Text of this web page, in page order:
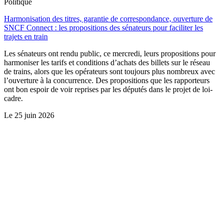
Harmonisation des titres, garantie de correspondance, ouverture de
SNCF Connect : les propositions des sénateurs pour faciliter les
trajets en train
Les sénateurs ont rendu public, ce mercredi, leurs propositions pour
harmoniser les tarifs et conditions d’achats des billets sur le réseau
de trains, alors que les opérateurs sont toujours plus nombreux avec
l’ouverture à la concurrence. Des propositions que les rapporteurs
ont bon espoir de voir reprises par les députés dans le projet de loi-
cadre.
Le 25 juin 2026